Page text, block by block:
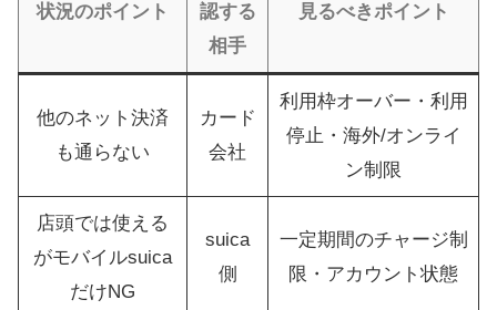
状況のポイント
認する
相手
見るべきポイント
他のネット決済
も通らない
カード
会社
利用枠オーバー・利用
停止・海外/オンライ
ン制限
店頭では使える
がモバイルsuica
だけNG
suica
側
一定期間のチャージ制
限・アカウント状態